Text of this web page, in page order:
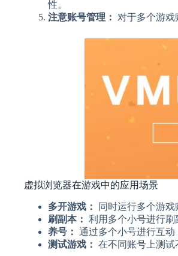
性。
注意账号管理：
对于多个游戏
虚拟浏览器在游戏中的应用场景
多开游戏：
同时运行多个游戏
刷副本： 利用多个小号进行刷
养号： 通过多个小号进行互动
测试游戏： 在不同账号上测试